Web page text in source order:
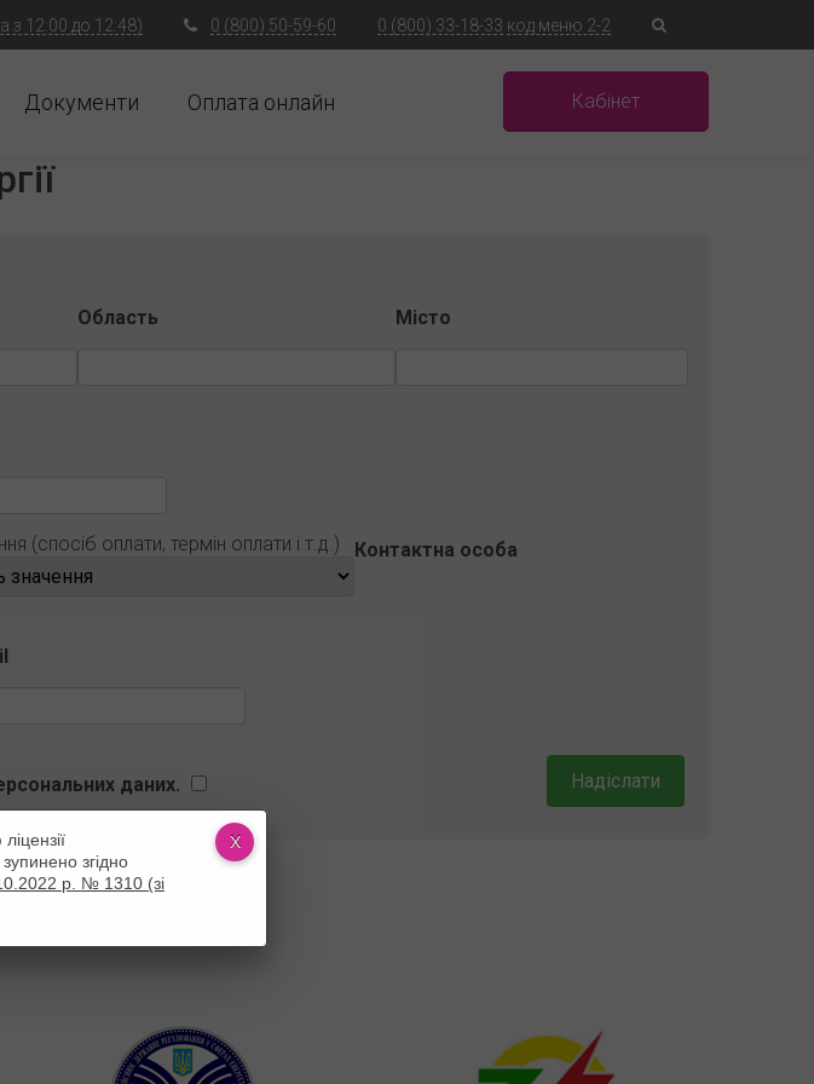
з 12:00 до 12:48) 0 (800) 50-59-60 0 (800) 33-18-33 код меню 2-2
Документи Оплата онлайн Кабінет
згідно
р. № 1310 (зі
Область Місто
(спосіб оплати, термін оплати і т.д.) Контактна особа
даних.